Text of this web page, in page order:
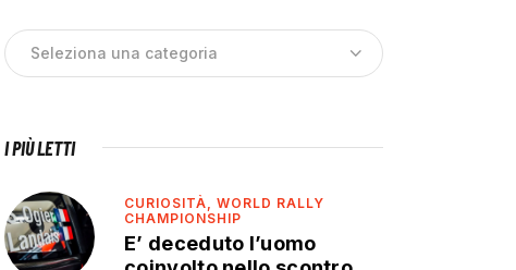
I PIÙ LETTI
CURIOSITÀ,WORLD RALLY
CHAMPIONSHIP
E’ deceduto l’uomo